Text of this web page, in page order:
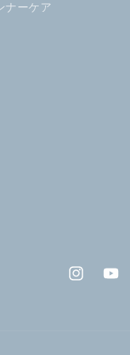
ナーケア
Instagram